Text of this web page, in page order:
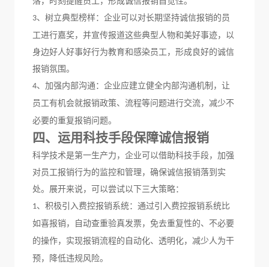
3、 树立典型榜样：企业 可以对长期坚持诚信报销的员
工进行嘉奖，并宣传报道这些典型人物和美好事迹，以
身边好人好事好行为教育和感染员工，形成良好的诚信
报销氛围。
4、 加强内部沟通：企业应建立健全内部沟通机制，让
员工有机会就报销政策、流程等问题进行交流， 减少不
必要的重复报销问题。
四、运用科技手段保障诚信报销
科学技术是第一生产力，企业可以借助科技手段，加强
对员工报销行为的监控和管理，确保诚信报销落到实
处。展开来说，可以尝试以下三大策略：
1、积极引入费控报销系统：通过引入费控报销系统比
如喜报销 ，
自动查重验真发票，免去重复性的、不必要
的操作， 实现报销流程的自动化、透明化，减少人为干
预，降低违规风险。